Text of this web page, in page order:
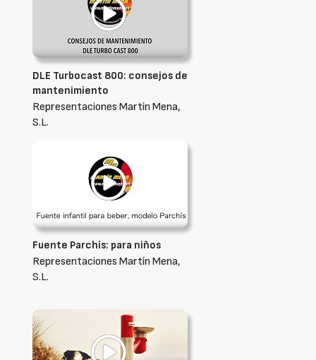
DLE Turbocast 800: consejos de
mantenimiento
Representaciones Martín Mena,
S.L.
Fuente Parchís: para niños
Representaciones Martín Mena,
S.L.